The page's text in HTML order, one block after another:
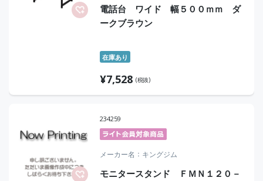
電話台 ワイド 幅５００ｍｍ ダ
ークブラウン
在庫あり
¥7,528 (税抜)
234259
メーカー名 キングジム
モニタースタンド ＦＭＮ１２０－